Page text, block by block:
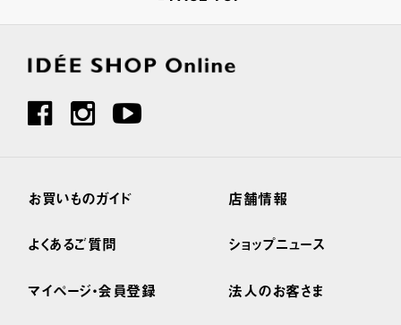
お買いものガイド
よくあるご質問
マイページ・会員登録
店舗情報
ショップニュース
法人のお客さま